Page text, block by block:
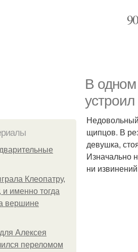
В
Клеопатру,
именно тогда
вершине
Алексея
переломом
щипцов. В
девушка,
Изначально
ни